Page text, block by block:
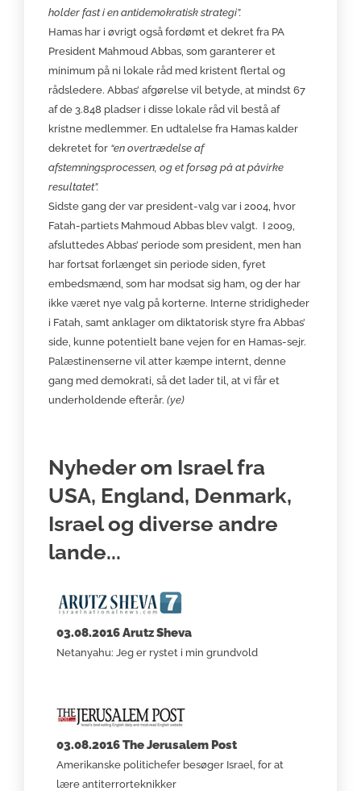
holder fast i en antidemokratisk strategi”.
Hamas har i øvrigt også fordømt et dekret fra PA
President Mahmoud Abbas, som garanterer et
minimum på ni lokale råd med kristent flertal og
rådsledere. Abbas’ afgørelse vil betyde, at mindst 67
af de 3.848 pladser i disse lokale råd vil bestå af
kristne medlemmer. En udtalelse fra Hamas kalder
dekretet for “en overtrædelse af
afstemningsprocessen, og et forsøg på at påvirke
resultatet”.
Sidste gang der var president-valg var i 2004, hvor
Fatah-partiets Mahmoud Abbas blev valgt. I 2009,
afsluttedes Abbas’ periode som president, men han
har fortsat forlænget sin periode siden, fyret
embedsmænd, som har modsat sig ham, og der har
ikke været nye valg på korterne. Interne stridigheder
i Fatah, samt anklager om diktatorisk styre fra Abbas’
side, kunne potentielt bane vejen for en Hamas-sejr.
Palæstinenserne vil atter kæmpe internt, denne
gang med demokrati, så det lader til, at vi får et
underholdende efterår. (ye)
Nyheder om Israel fra
USA, England, Denmark,
Israel og diverse andre
lande...
03.08.2016 Arutz Sheva
Netanyahu: Jeg er rystet i min grundvold
03.08.2016 The Jerusalem Post
Amerikanske politichefer besøger Israel, for at
lære antiterrorteknikker